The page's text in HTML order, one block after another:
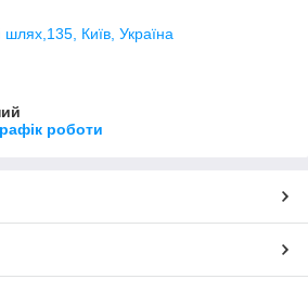
шлях,135, Київ, Україна
роботи